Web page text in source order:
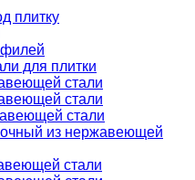
плитку
для плитки
стали
стали
стали
из нержавеющей
стали